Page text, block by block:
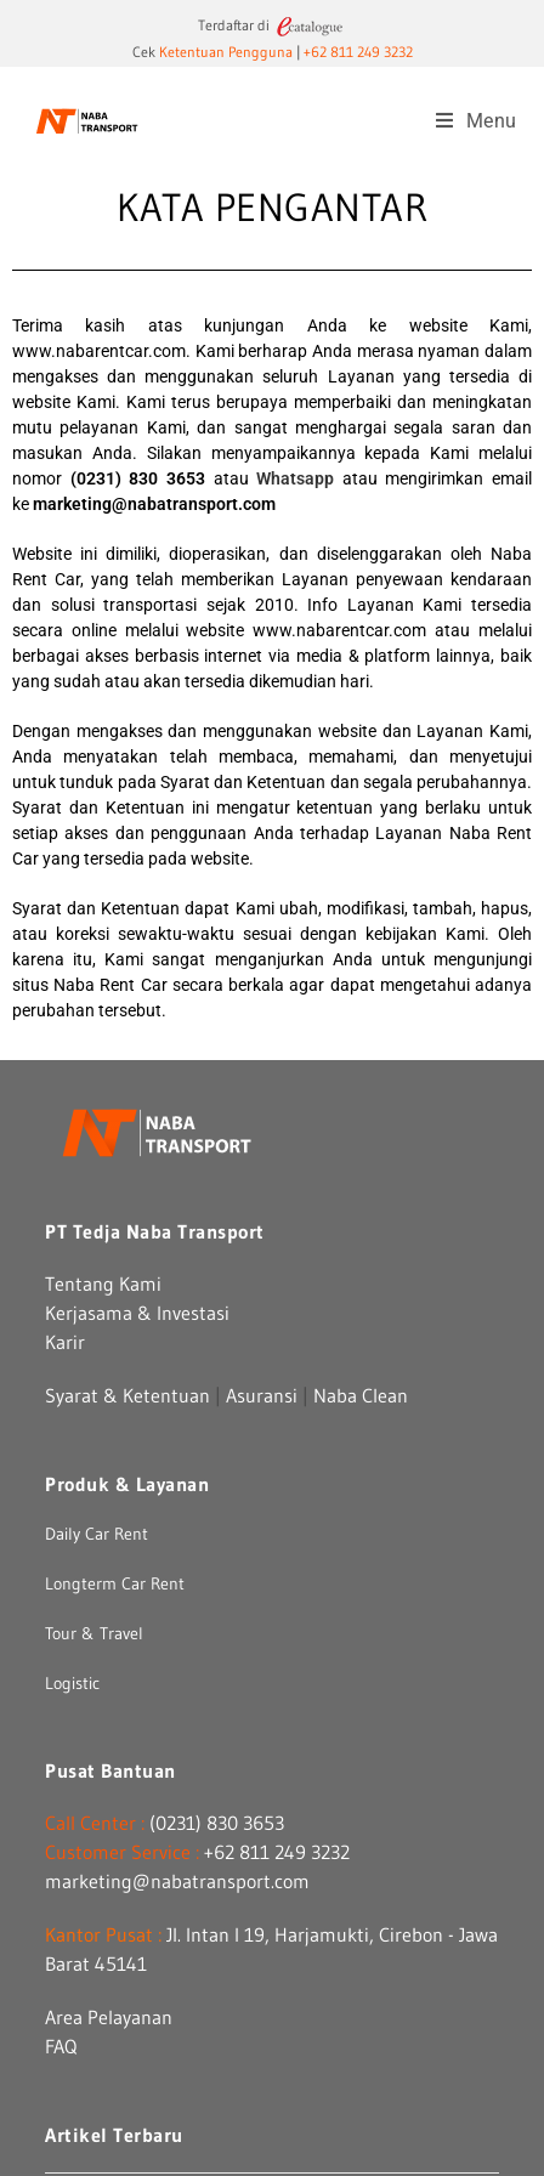
Terdaftar di
CekKetentuan Pengguna | +62 811 249 3232
Menu
KATA PENGANTAR
Terima kasih atas kunjungan Anda ke website Kami,
www.nabarentcar.com. Kami berharap Anda merasa nyaman dalam
mengakses dan menggunakan seluruh Layanan yang tersedia di
website Kami. Kami terus berupaya memperbaiki dan meningkatan
mutu pelayanan Kami, dan sangat menghargai segala saran dan
masukan Anda. Silakan menyampaikannya kepada Kami melalui
nomor (0231) 830 3653atauWhatsapp atau mengirimkan email
kemarketing@nabatransport.com
Website ini dimiliki, dioperasikan, dan diselenggarakan oleh Naba
Rent Car, yang telah memberikan Layanan penyewaan kendaraan
dan solusi transportasi sejak 2010. Info Layanan Kami tersedia
secara online melalui website www.nabarentcar.com atau melalui
berbagai akses berbasis internet via media & platform lainnya, baik
yang sudah atau akan tersedia dikemudian hari.
Dengan mengakses dan menggunakan website dan Layanan Kami,
Anda menyatakan telah membaca, memahami, dan menyetujui
untuk tunduk pada Syarat dan Ketentuan dan segala perubahannya.
Syarat dan Ketentuan ini mengatur ketentuan yang berlaku untuk
setiap akses dan penggunaan Anda terhadap Layanan Naba Rent
Car yang tersedia pada website.
Syarat dan Ketentuan dapat Kami ubah, modifikasi, tambah, hapus,
atau koreksi sewaktu-waktu sesuai dengan kebijakan Kami. Oleh
karena itu, Kami sangat menganjurkan Anda untuk mengunjungi
situs Naba Rent Car secara berkala agar dapat mengetahui adanya
perubahan tersebut.
PT Tedja Naba Transport
Tentang Kami
Kerjasama & Investasi
Karir
Syarat & Ketentuan |Asuransi Naba Clean
Produk & Layanan
Daily Car Rent
Longterm Car Rent
Tour & Travel
Logistic
Pusat Bantuan
Call Center : (0231) 830 3653
Customer Service : +62 811 249 3232
marketing@nabatransport.com
Kantor Pusat : Jl. Intan I 19, Harjamukti, Cirebon - Jawa
Barat 45141
Area Pelayanan
FAQ
Artikel Terbaru